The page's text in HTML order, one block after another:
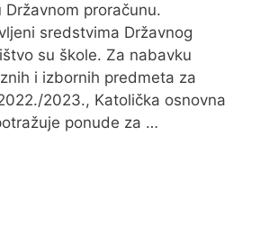
Državnom proračunu.
sredstvima Državnog
su škole. Za nabavku
i izbornih predmeta za
2023., Katolička osnovna
ponude za …